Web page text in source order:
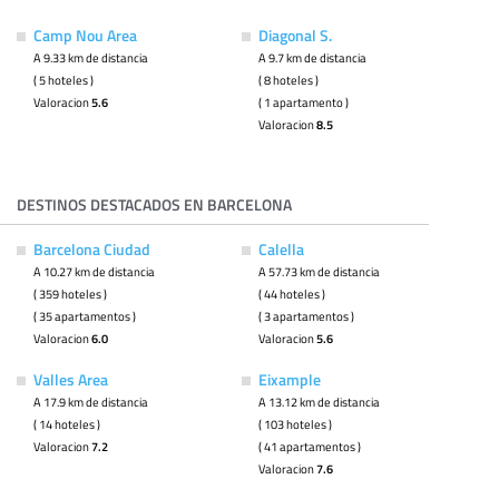
Camp Nou Area
A 9.33 km de distancia
( 5 hoteles )
Valoracion5.6
Diagonal S.
A 9.7 km de distancia
( 8 hoteles )
( 1 apartamento )
Valoracion8.5
DESTINOS DESTACADOS EN BARCELONA
Barcelona Ciudad
A 10.27 km de distancia
( 359 hoteles )
( 35 apartamentos )
Valoracion6.0
Calella
A 57.73 km de distancia
( 44 hoteles )
( 3 apartamentos )
Valoracion5.6
Valles Area
A 17.9 km de distancia
( 14 hoteles )
Valoracion7.2
Eixample
A 13.12 km de distancia
( 103 hoteles )
( 41 apartamentos )
Valoracion7.6